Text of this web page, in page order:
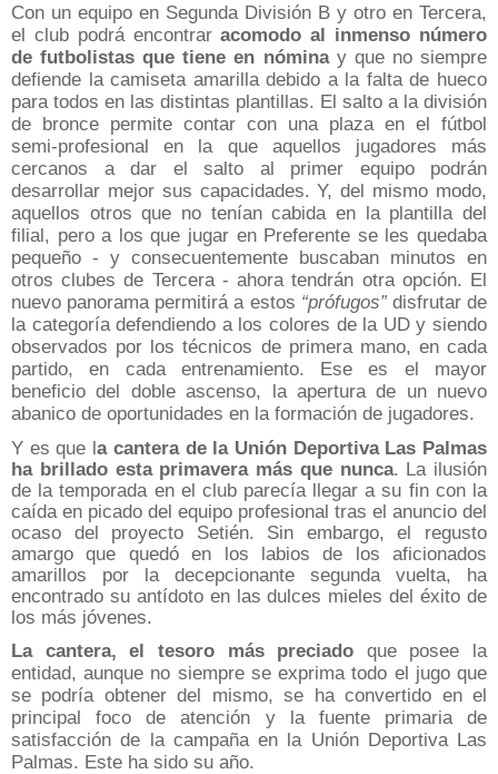
Con un equipo en Segunda División B y otro en Tercera,
el club podrá encontraracomodo al inmenso número
de futbolistas que tiene en nómina y que no siempre
defiende la camiseta amarilla debido a la falta de hueco
para todos en las distintas plantillas. El salto a la división
de bronce permite contar con una plaza en el fútbol
semi-profesional en la que aquellos jugadores más
cercanos a dar el salto al primer equipo podrán
desarrollar mejor sus capacidades. Y, del mismo modo,
aquellos otros que no tenían cabida en la plantilla del
filial, pero a los que jugar en Preferente se les quedaba
pequeño - y consecuentemente buscaban minutos en
otros clubes de Tercera - ahora tendrán otra opción. El
nuevo panorama permitirá a estos “prófugos”disfrutar de
la categoría defendiendo a los colores de la UD y siendo
observados por los técnicos de primera mano, en cada
partido, en cada entrenamiento. Ese es el mayor
beneficio del doble ascenso, la apertura de un nuevo
abanico de oportunidades en la formación de jugadores.
Y es que la cantera de la Unión Deportiva Las Palmas
ha brillado esta primavera más que nunca. La ilusión
de la temporada en el club parecía llegar a su fin con la
caída en picado del equipo profesional tras el anuncio del
ocaso del proyecto Setién. Sin embargo, el regusto
amargo que quedó en los labios de los aficionados
amarillos por la decepcionante segunda vuelta, ha
encontrado su antídoto en las dulces mieles del éxito de
los más jóvenes.
La cantera, el tesoro más preciado que posee la
entidad, aunque no siempre se exprima todo el jugo que
se podría obtener del mismo, se ha convertido en el
principal foco de atención y la fuente primaria de
satisfacción de la campaña en la Unión Deportiva Las
Palmas. Este ha sido su año.